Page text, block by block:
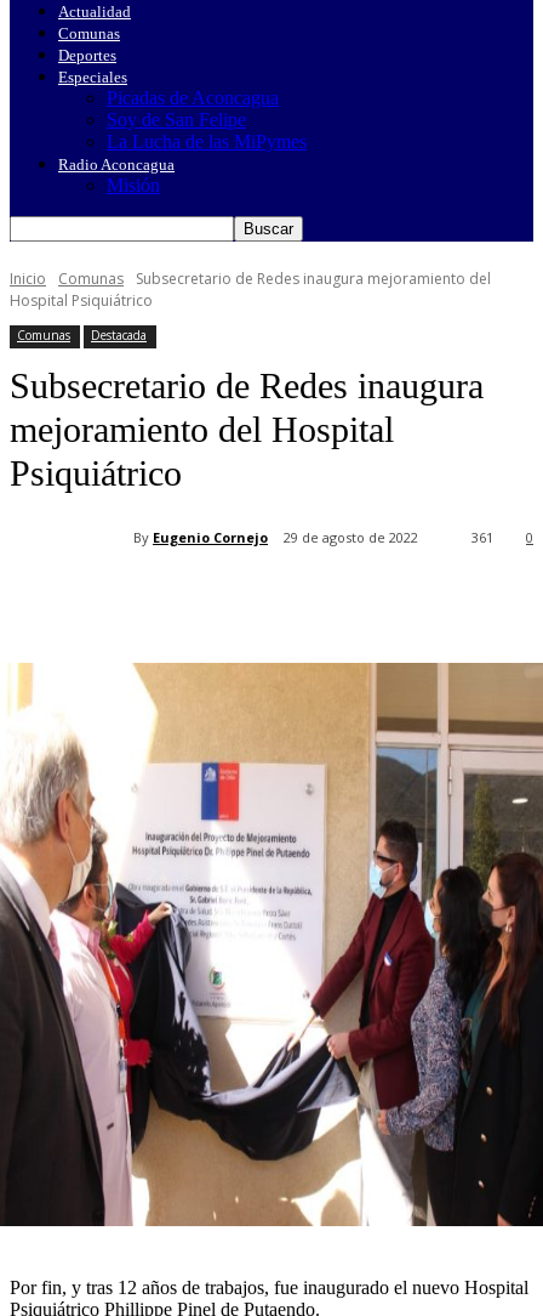
Actualidad
Comunas
Deportes
Especiales
Picadas de Aconcagua
Soy de San Felipe
La Lucha de las MiPymes
Radio Aconcagua
Misión
Inicio Comunas
Subsecretario de Redes inaugura mejoramiento del
Hospital Psiquiátrico
Comunas Destacada
Subsecretario de Redes inaugura
mejoramiento del Hospital
Psiquiátrico
By Eugenio Cornejo 29 de agosto de 2022 0
361
Por fin, y tras 12 años de trabajos, fue inaugurado el nuevo Hospital
Psiquiátrico Phillippe Pinel de Putaendo.